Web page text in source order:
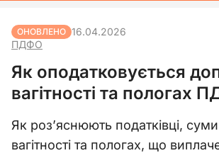
ОНОВЛЕНО
ПДФО
16.04.2026
Як оподатковується
вагітності та пологах
Як роз’яснюють податківці,
вагітності та пологах, що